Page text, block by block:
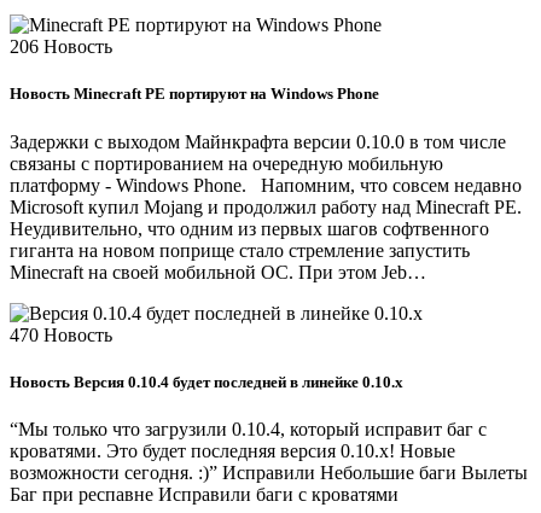
206 Новость
Новость Minecraft PE портируют на Windows Phone
Задержки с выходом Майнкрафта версии 0.10.0 в том числе
связаны с портированием на очередную мобильную
платформу - Windows Phone. Напомним, что совсем недавно
Microsoft купил Mojang и продолжил работу над Minecraft PE.
Неудивительно, что одним из первых шагов софтвенного
гиганта на новом поприще стало стремление запустить
Minecraft на своей мобильной ОС. При этом Jeb…
470 Новость
Новость Версия 0.10.4 будет последней в линейке 0.10.x
“Мы только что загрузили 0.10.4, который исправит баг с
кроватями. Это будет последняя версия 0.10.x! Новые
возможности сегодня. :)” Исправили Небольшие баги Вылеты
Баг при респавне Исправили баги с кроватями